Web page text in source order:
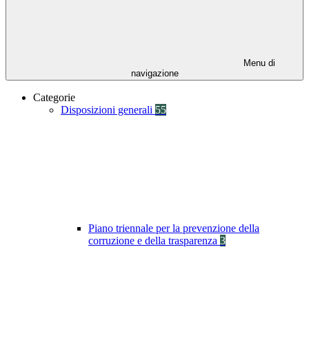
Menu di
navigazione
Categorie
Disposizioni generali 55
Piano triennale per la prevenzione della
corruzione e della trasparenza 3